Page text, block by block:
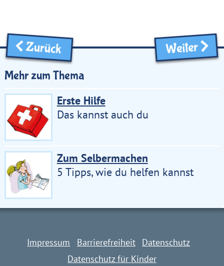
Zurück Weiter
Mehr zum Thema
Erste Hilfe
Das kannst auch du
Zum Selbermachen
5 Tipps, wie du helfen kannst
Impressum Barrierefreiheit
Datenschutz
Datenschutz für Kinder